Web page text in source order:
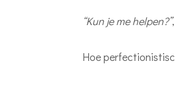
“Kun je me helpen?”
Hoe